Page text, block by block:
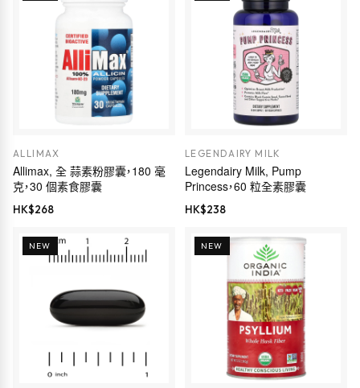
ALLIMAX
Allimax, 全 蒜素粉膠囊，180 毫
克，30 個素食膠囊
HK$268
LEGENDAIRY MILK
Legendairy Milk, Pump
Princess，60 粒全素膠囊
HK$238
NEW NEW